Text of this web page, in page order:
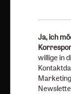
Ja, ich
willige in